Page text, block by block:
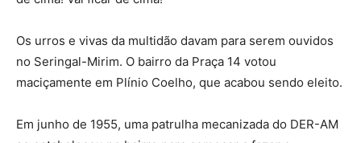
Os urros e vivas da multidão davam para serem ouvidos
no Seringal-Mirim. O bairro da Praça 14 votou
maciçamente em Plínio Coelho, que acabou sendo eleito.
Em junho de 1955, uma patrulha mecanizada do DER-AM